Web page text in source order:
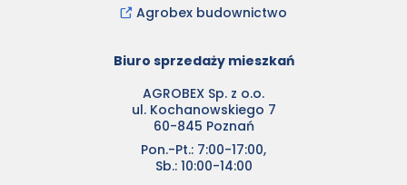
Agrobex budownictwo
Biuro sprzedaży mieszkań
AGROBEX Sp. z o.o.
ul. Kochanowskiego 7
60-845 Poznań
Pon.-Pt.: 7:00-17:00,
Sb.: 10:00-14:00